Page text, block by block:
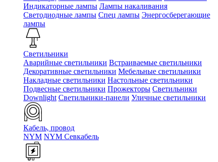
Индикаторные лампы Лампы накаливания
Светодиодные лампы Спец лампы Энергосберегающие
лампы
Светильники
Аварийные светильники Встраиваемые светильники
Декоративные светильники Мебельные светильники
Накладные светильники Настольные светильники
Подвесные светильники Прожекторы Светильники
Downlight Светильники-панели Уличные светильники
Кабель, провод
NYM NYM Севкабель